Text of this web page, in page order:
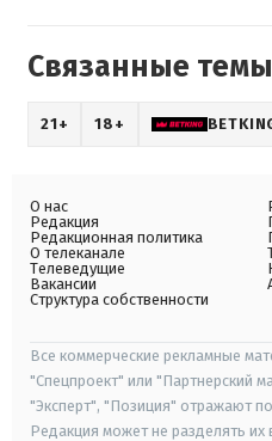
Связанные
21+ 18+
О нас
Редакция
Редакционная политика
О телеканале
Телеведущие
Вакансии
Структура собственности
Все коммерческие рекламные
"Спецпроект" или "Партнерский
"Эксперт", "Позиция" отражают
Редакция может не разделять